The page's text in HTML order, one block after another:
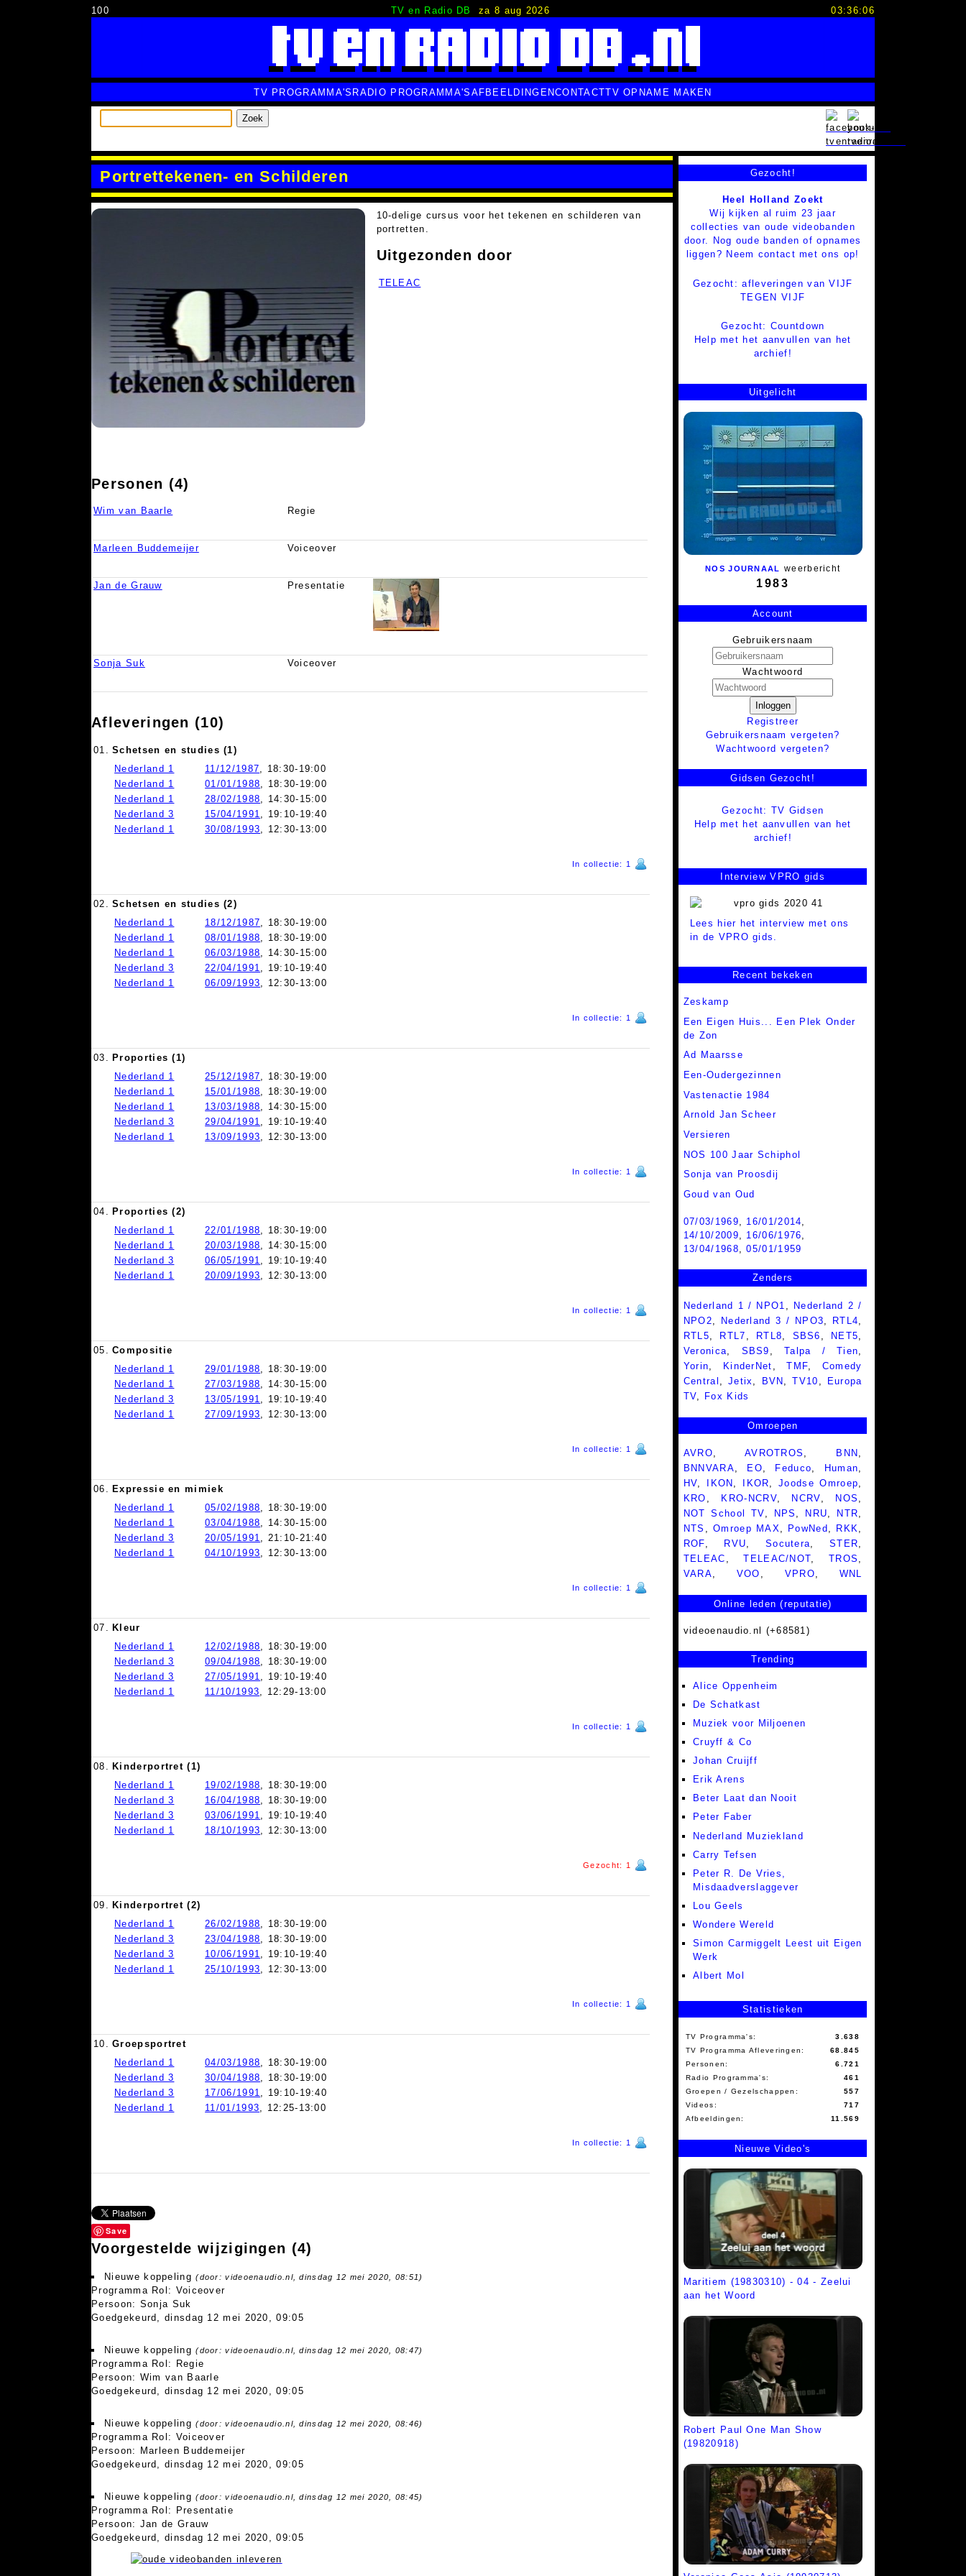
100 TV en Radio DB za 8 aug 2026 03:36:07
TV PROGRAMMA'S RADIO PROGRAMMA'S AFBEELDINGENCONTACTTV OPNAME MAKEN
Zoek
Portrettekenen- en Schilderen
10-delige cursus voor het tekenen en schilderen van
portretten.
Uitgezonden door
TELEAC
Personen (4)
Wim van Baarle Regie
Marleen Buddemeijer Voiceover
Jan de Grauw Presentatie
Sonja Suk Voiceover
Afleveringen (10)
01.
Schetsen en studies (1)
Nederland 1
11/12/1987 , 18:30-19:00
Nederland 1
01/01/1988 , 18:30-19:00
Nederland 1
28/02/1988 , 14:30-15:00
Nederland 3
15/04/1991
, 19:10-19:40
Nederland 1
30/08/1993 , 12:30-13:00
In collectie: 1
02.
Schetsen en studies (2)
Nederland 1
18/12/1987 , 18:30-19:00
Nederland 1
08/01/1988 , 18:30-19:00
Nederland 1
06/03/1988 , 14:30-15:00
Nederland 3
22/04/1991
, 19:10-19:40
Nederland 1
06/09/1993 , 12:30-13:00
In collectie: 1
03.
Proporties (1)
Nederland 1
25/12/1987 , 18:30-19:00
Nederland 1
15/01/1988 , 18:30-19:00
Nederland 1
13/03/1988 , 14:30-15:00
Nederland 3
29/04/1991
, 19:10-19:40
Nederland 1
13/09/1993 , 12:30-13:00
In collectie: 1
04.
Proporties (2)
Nederland 1
22/01/1988 , 18:30-19:00
Nederland 1
20/03/1988 , 14:30-15:00
Nederland 3
06/05/1991
, 19:10-19:40
Nederland 1
20/09/1993 , 12:30-13:00
In collectie: 1
05.
Compositie
Nederland 1
29/01/1988 , 18:30-19:00
Nederland 1
27/03/1988 , 14:30-15:00
Nederland 3
13/05/1991
, 19:10-19:40
Nederland 1
27/09/1993 , 12:30-13:00
In collectie: 1
06.
Expressie en mimiek
Nederland 1
05/02/1988 , 18:30-19:00
Nederland 1
03/04/1988 , 14:30-15:00
Nederland 3
20/05/1991
, 21:10-21:40
Nederland 1
04/10/1993 , 12:30-13:00
In collectie: 1
07.
Kleur
Nederland 1
12/02/1988 , 18:30-19:00
Nederland 3
09/04/1988 , 18:30-19:00
Nederland 3
27/05/1991
, 19:10-19:40
Nederland 1
11/10/1993 , 12:29-13:00
In collectie: 1
08.
Kinderportret (1)
Nederland 1
19/02/1988 , 18:30-19:00
Nederland 3
16/04/1988 , 18:30-19:00
Nederland 3
03/06/1991
, 19:10-19:40
Nederland 1
18/10/1993 , 12:30-13:00
Gezocht: 1
09.
Kinderportret (2)
Nederland 1
26/02/1988 , 18:30-19:00
Nederland 3
23/04/1988 , 18:30-19:00
Nederland 3
10/06/1991
, 19:10-19:40
Nederland 1
25/10/1993 , 12:30-13:00
In collectie: 1
10.
Groepsportret
Nederland 1
04/03/1988 , 18:30-19:00
Nederland 3
30/04/1988 , 18:30-19:00
Nederland 3
17/06/1991
, 19:10-19:40
Nederland 1
11/01/1993 , 12:25-13:00
In collectie: 1
Save
Voorgestelde wijzigingen (4)
Nieuwe koppeling(door: videoenaudio.nl, dinsdag 12 mei 2020, 08:51)
Programma Rol: Voiceover
Persoon: Sonja Suk
Goedgekeurd, dinsdag 12 mei 2020, 09:05
Nieuwe koppeling(door: videoenaudio.nl, dinsdag 12 mei 2020, 08:47)
Programma Rol: Regie
Persoon: Wim van Baarle
Goedgekeurd, dinsdag 12 mei 2020, 09:05
Nieuwe koppeling(door: videoenaudio.nl, dinsdag 12 mei 2020, 08:46)
Programma Rol: Voiceover
Persoon: Marleen Buddemeijer
Goedgekeurd, dinsdag 12 mei 2020, 09:05
Nieuwe koppeling(door: videoenaudio.nl, dinsdag 12 mei 2020, 08:45)
Programma Rol: Presentatie
Persoon: Jan de Grauw
Goedgekeurd, dinsdag 12 mei 2020, 09:05
Gezocht!
Heel Holland Zoekt
Wij kijken al ruim 23 jaar
collecties van oude videobanden
door. Nog oude banden of opnames
liggen? Neem contact met ons op!
Gezocht: afleveringen van VIJF
TEGEN VIJF
Gezocht: Countdown
Help met het aanvullen van het
archief!
Uitgelicht
NOS JOURNAAL weerbericht
1983
Account
Gebruikersnaam
Wachtwoord
Inloggen
Registreer
Gebruikersnaam vergeten?
Wachtwoord vergeten?
Gidsen Gezocht!
Gezocht: TV Gidsen
Help met het aanvullen van het
archief!
Interview VPRO gids
Lees hier het interview met ons
in de VPRO gids.
Recent bekeken
Zeskamp
Een Eigen Huis... Een Plek Onder
de Zon
Ad Maarsse
Een-Oudergezinnen
Vastenactie 1984
Arnold Jan Scheer
Versieren
NOS 100 Jaar Schiphol
Sonja van Proosdij
Goud van Oud
07/03/1969, 16/01/2014,
14/10/2009, 16/06/1976,
13/04/1968,05/01/1959
Zenders
Nederland 1 / NPO1
Nederland 2 /
NPO2
Nederland 3 / NPO3 RTL4
RTL5
RTL7 RTL8 SBS6 NET5
Veronica
SBS9 ,Talpa / Tien
Yorin
KinderNet ,TMF
Comedy
Central
Jetix BVN ,TV10
Europa
TV
Fox Kids
Omroepen
AVRO, AVROTROS , BNN ,
BNNVARA, EO, Feduco, Human,
HV, IKON , IKOR,Joodse Omroep,
KRO , KRO-NCRV, NCRV, NOS ,
NOT School TV, NPS , NRU, NTR,
NTS ,Omroep MAX, PowNed , RKK,
ROF, RVU, Socutera,STER,
TELEAC ,TELEAC/NOT,TROS ,
VARA, VOO , VPRO, WNL
Online leden (reputatie)
videoenaudio.nl (+68581)
Trending
Alice Oppenheim
De Schatkast
Muziek voor Miljoenen
Cruyff & Co
Johan Cruijff
Erik Arens
Beter Laat dan Nooit
Peter Faber
Nederland Muziekland
Carry Tefsen
Peter R. De Vries,
Misdaadverslaggever
Lou Geels
Wondere Wereld
Simon Carmiggelt Leest uit Eigen
Werk
Albert Mol
Statistieken
TV Programma's:
3.638
TV Programma Afleveringen:
68.845
Personen:
6.721
Radio Programma's:
461
Groepen / Gezelschappen:
557
Videos:
717
Afbeeldingen:
11.569
Nieuwe Video's
Maritiem (19830310) - 04 - Zeelui
aan het Woord
Robert Paul One Man Show
(19820918)